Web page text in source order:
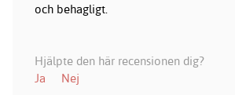
och behagligt.
Hjälpte den här recensionen dig?
Ja
Nej